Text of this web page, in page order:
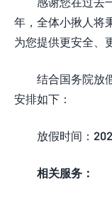
年，全体小揪人将
为您提供更安全、
结合国务院放
安排如下：
放假时间：
相关服务：